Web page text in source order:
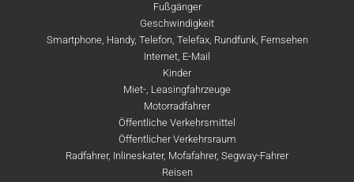
Fußgänger
Geschwindigkeit
Smartphone, Handy, Telefon, Telefax, Rundfunk, Fernsehen
Internet, E-Mail
Kinder
Miet-, Leasingfahrzeuge
Motorradfahrer
Öffentliche Verkehrsmittel
Öffentlicher Verkehrsraum
Radfahrer, Inlineskater, Mofafahrer, Segway-Fahrer
Reisen